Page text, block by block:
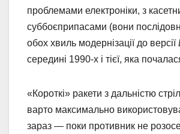
проблемами електроніки, з
суббоєприпасами (вони
обох хвиль модернізації до версії
середині 1990-х і тієї, яка
«Короткі» ракети з дальністю
варто максимально
зараз — поки противник не